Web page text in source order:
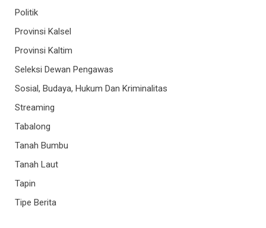
Politik
Provinsi Kalsel
Provinsi Kaltim
Seleksi Dewan Pengawas
Sosial, Budaya, Hukum Dan Kriminalitas
Streaming
Tabalong
Tanah Bumbu
Tanah Laut
Tapin
Tipe Berita